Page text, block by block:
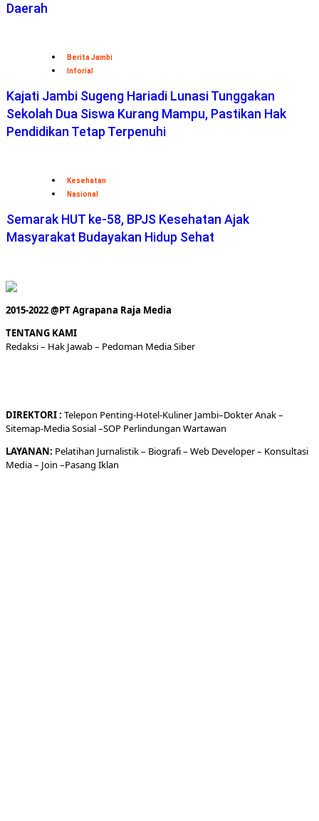
Daerah
Berita Jambi
Inforial
Kajati Jambi Sugeng Hariadi Lunasi Tunggakan
Sekolah Dua Siswa Kurang Mampu, Pastikan Hak
Pendidikan Tetap Terpenuhi
Kesehatan
Nasional
Semarak HUT ke-58, BPJS Kesehatan Ajak
Masyarakat Budayakan Hidup Sehat
2015-2022 @PT Agrapana Raja Media
TENTANG KAMI
Redaksi– Hak Jawab – Pedoman Media Siber
DIREKTORI: Telepon Penting-Hotel-KulinerJambi–DokterAnak –
Sitemap-Media Sosial –SOP Perlindungan Wartawan
LAYANAN: Pelatihan Jurnalistik – Biografi– Web Developer– Konsultasi
Media– Join –Pasang Iklan